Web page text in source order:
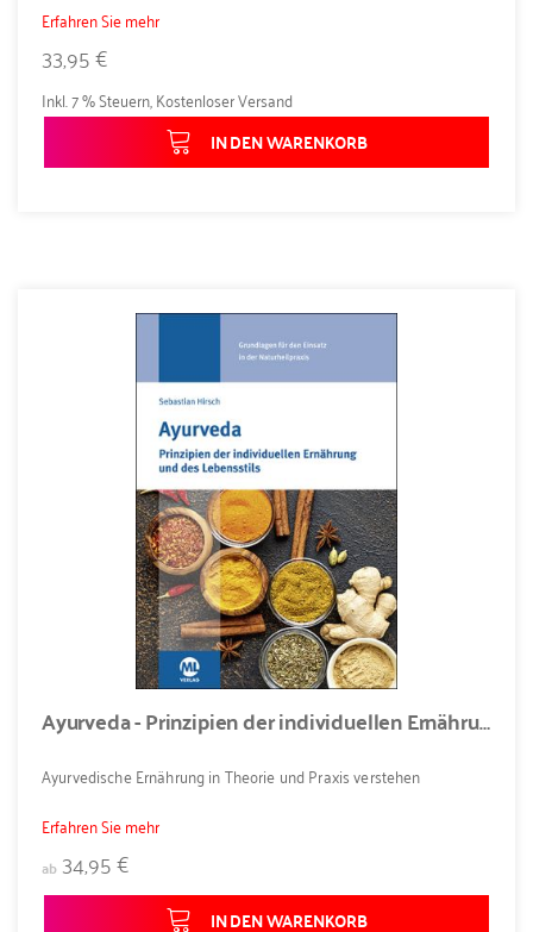
Erfahren Sie mehr
33,95 €
Inkl. 7 % Steuern,Kostenloser Versand
IN DEN WARENKORB
Ayurveda - Prinzipien der individuellen Ernährung und des Lebensstils
Ayurvedische Ernährung in Theorie und Praxis verstehen
Erfahren Sie mehr
ab 34,95 €
IN DEN WARENKORB